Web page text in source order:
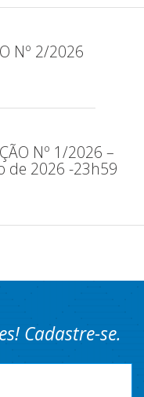
Nº 2/2026
Nº 1/2026 –
de 2026 -23h59
Cadastre-se.